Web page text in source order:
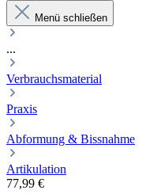
Menü schließen
...
Verbrauchsmaterial
Praxis
Abformung & Bissnahme
Artikulation
77,99 €